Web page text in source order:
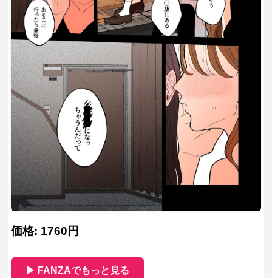
価格: 1760円
▶ FANZAでもっと見る